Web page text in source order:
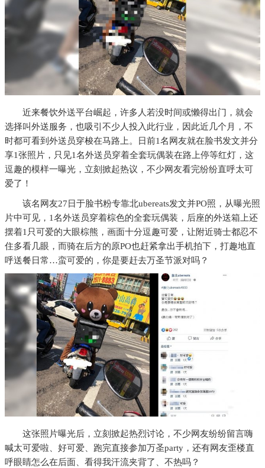
近来餐饮外送平台崛起，许多人若没时间或懒得出门，就会
选择叫外送服务，也吸引不少人投入此行业，因此近几个月，不
时都可看到外送员穿梭在马路上。日前1名网友就在脸书发文并分
享1张照片，只见1名外送员穿着全套玩偶装在路上停等红灯，这
逗趣的模样一曝光，立刻掀起热议，不少网友看完纷纷直呼太可
爱了！
该名网友27日于脸书粉专靠北ubereats发文并PO照，从曝光照
片中可见，1名外送员穿着棕色的全套玩偶装，后座的外送箱上还
摆着1只可爱的大眼棕熊，画面十分逗趣可爱，让附近骑士都忍不
住多看几眼，而骑在后方的原PO也赶紧拿出手机拍下，打趣地直
呼送餐日常…蛮可爱的，你是要赶去万圣节派对吗？
这张照片曝光后，立刻掀起热烈讨论，不少网友纷纷留言嗨
喊太可爱啦、好可爱、跑完直接参加万圣party，还有网友歪楼直
呼眼睛怎么在后面、看得我汗流夹背了、不热吗？